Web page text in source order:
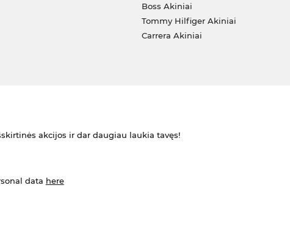
Boss Akiniai
Tommy Hilfiger Akiniai
Carrera Akiniai
akcijos ir dar daugiau laukia tavęs!
data here